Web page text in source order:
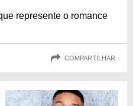
represente o romance
COMPARTILHAR